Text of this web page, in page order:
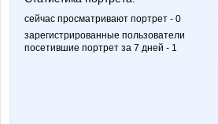
сейчас просматривают портрет - 0
зарегистрированные пользователи
посетившие портрет за 7 дней - 1